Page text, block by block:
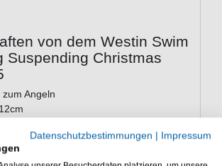
von dem Westin Swim
Suspending Christmas
Angeln
von sieben Designs
Datenschutzbestimmungen | Impressum